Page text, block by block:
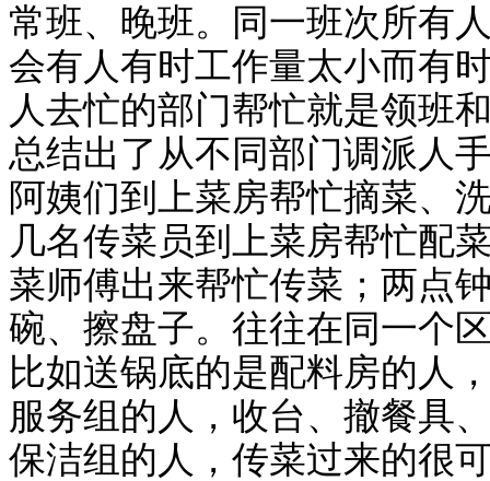
常班、晚班。同一班次所有
会有人有时工作量太小而有
人去忙的部门帮忙就是领班
总结出了从不同部门调派人
阿姨们到上菜房帮忙摘菜、
几名传菜员到上菜房帮忙配
菜师傅出来帮忙传菜；两点
碗、擦盘子。往往在同一个
比如送锅底的是配料房的人
服务组的人，收台、撤餐具
保洁组的人，传菜过来的很